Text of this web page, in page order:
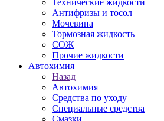
Антифризы и тосол
Мочевина
Тормозная жидкость
СОЖ
Прочие жидкости
Автохимия
Назад
Автохимия
Средства по уходу
Специальные средства
Смазки